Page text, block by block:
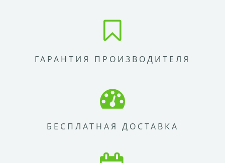
ГАРАНТИЯ ПРОИЗВОДИТЕЛЯ
БЕСПЛАТНАЯ ДОСТАВКА